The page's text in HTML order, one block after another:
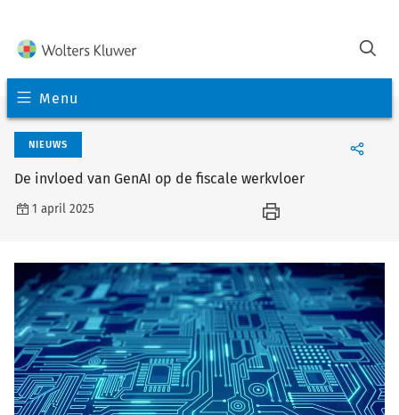
Menu
NIEUWS
De invloed van GenAI op de fiscale werkvloer
1 april 2025